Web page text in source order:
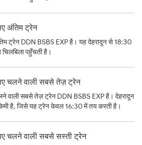
अंतिम ट्रेन
ट्रेन DDN BSBS EXP है। यह देहरादून से 18:30
पहुँचती है।
चलने वाली सबसे तेज़ ट्रेन
वाली सबसे तेज़ ट्रेन DDN BSBS EXP है। देहरादून
है, जिसे यह ट्रेन केवल 16:30 में तय करती है।
चलने वाली सबसे सस्ती ट्रेन